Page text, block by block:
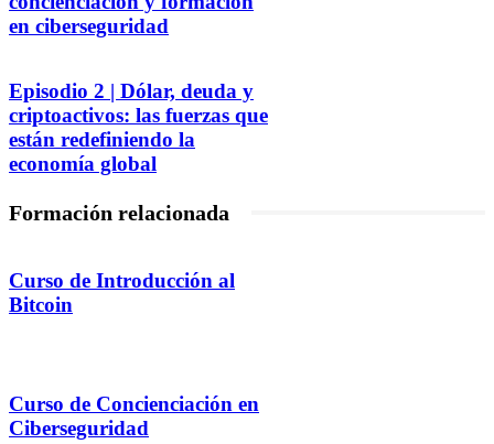
en ciberseguridad
Episodio 2 | Dólar, deuda y
criptoactivos: las fuerzas que
están redefiniendo la
economía global
Formación relacionada
Curso de Introducción al
Bitcoin
Curso de Concienciación en
Ciberseguridad